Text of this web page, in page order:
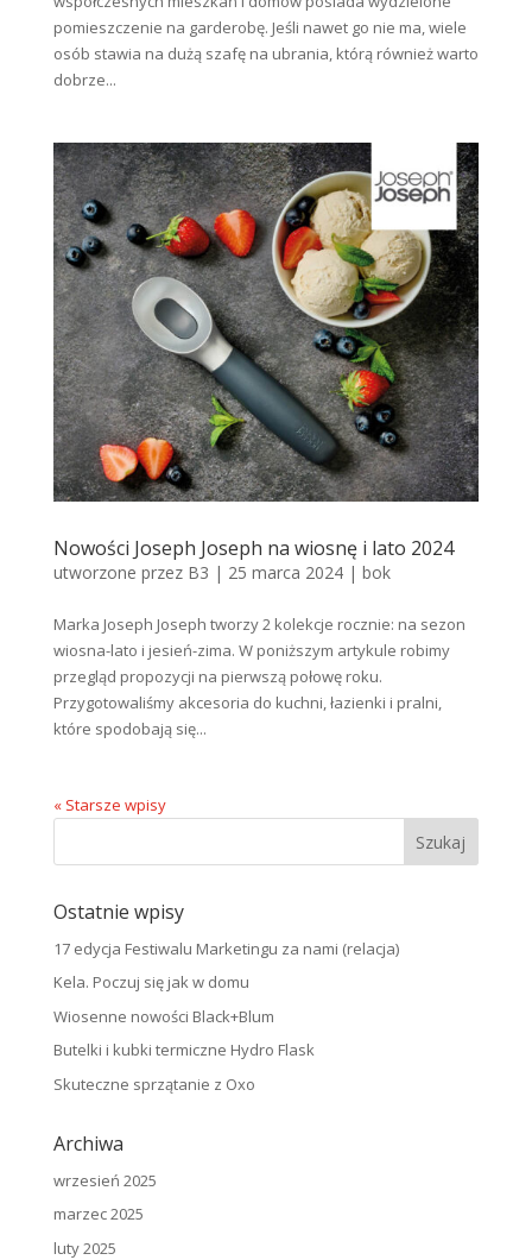
pomieszczenie na garderobę. Jeśli nawet go nie ma, wiele
osób stawia na dużą szafę na ubrania, którą również warto
dobrze...
Nowości Joseph Joseph na wiosnę i lato 2024
utworzone przez B3 | 25 marca 2024| bok
Marka Joseph Joseph tworzy 2 kolekcje rocznie: na sezon
wiosna-lato i jesień-zima. W poniższym artykule robimy
przegląd propozycji na pierwszą połowę roku.
Przygotowaliśmy akcesoria do kuchni, łazienki i pralni,
które spodobają się...
« Starsze wpisy
Ostatnie wpisy
17 edycja Festiwalu Marketingu za nami (relacja)
Kela. Poczuj się jak w domu
Wiosenne nowości Black+Blum
Butelki i kubki termiczne Hydro Flask
Skuteczne sprzątanie z Oxo
Archiwa
wrzesień 2025
marzec 2025
luty 2025